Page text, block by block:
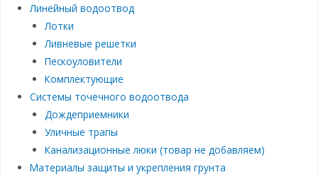
Линейный водоотвод
Лотки
Ливневые решетки
Пескоуловители
Комплектующие
Системы точечного водоотвода
Дождеприемники
Уличные трапы
Канализационные люки (товар не добавляем)
Материалы защиты и укрепления грунта